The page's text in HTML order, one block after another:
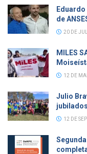
de
20 DE
MILES
12 DE
Julio
12 DE